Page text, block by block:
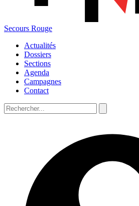
Secours Rouge
Actualités
Dossiers
Sections
Agenda
Campagnes
Contact